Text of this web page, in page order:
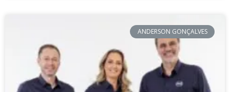
ANDERSON GONÇALVES